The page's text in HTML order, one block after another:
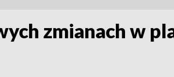
zmianach w